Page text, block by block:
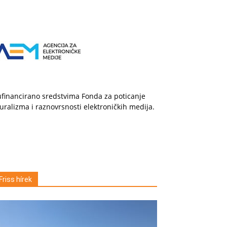
sredstvima Fonda za poticanje
i raznovrsnosti elektroničkih medija.
Friss hírek